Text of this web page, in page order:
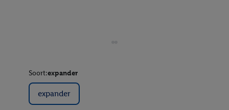
Soort:expander
expander